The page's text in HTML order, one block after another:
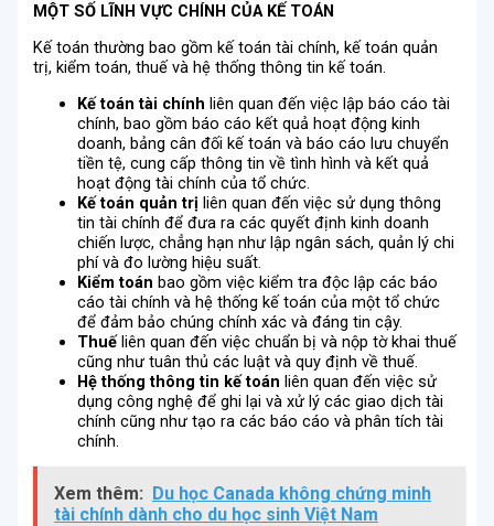
MỘT SỐ LĨNH VỰC CHÍNH CỦA KẾ TOÁN
Kế toán thường bao gồm kế toán tài chính, kế toán quản
trị, kiểm toán, thuế và hệ thống thông tin kế toán.
Kế toán tài chínhliên quan đến việc lập báo cáo tài
chính, bao gồm báo cáo kết quả hoạt động kinh
doanh, bảng cân đối kế toán và báo cáo lưu chuyển
tiền tệ, cung cấp thông tin về tình hình và kết quả
hoạt động tài chính của tổ chức.
Kế toán quản trịliên quan đến việc sử dụng thông
tin tài chính để đưa ra các quyết định kinh doanh
chiến lược, chẳng hạn như lập ngân sách, quản lý chi
phí và đo lường hiệu suất.
Kiểm toán bao gồm việc kiểm tra độc lập các báo
cáo tài chính và hệ thống kế toán của một tổ chức
để đảm bảo chúng chính xác và đáng tin cậy.
Thuếliên quan đến việc chuẩn bị và nộp tờ khai thuế
cũng như tuân thủ các luật và quy định về thuế.
Hệ thống thông tin kế toán liên quan đến việc sử
dụng công nghệ để ghi lại và xử lý các giao dịch tài
chính cũng như tạo ra các báo cáo và phân tích tài
chính.
Xem thêm: Du học Canada không chứng minh
tài chính dành cho du học sinh Việt Nam